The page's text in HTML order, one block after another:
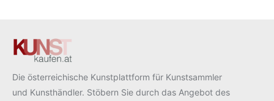
Die österreichische Kunstplattform für Kunstsammler
und Kunsthändler. Stöbern Sie durch das Angebot des